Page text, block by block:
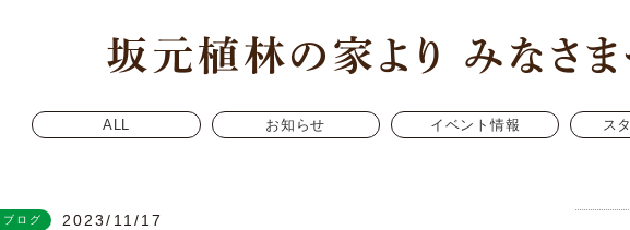
ALL お知らせ イベント情報 ス
ブログ 2023/11/17